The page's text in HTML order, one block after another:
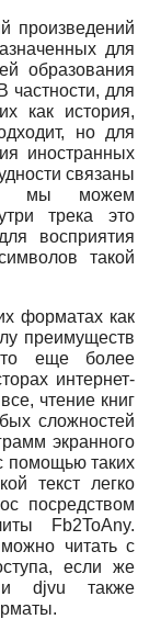
произведений
для
образования
частности, для
как история,
но для
иностранных
связаны
- мы можем
трека это
восприятия
такой
форматах как
преимуществ
еще более
интернет-
чтение книг
сложностей
экранного
помощью таких
текст легко
посредством
Fb2ToAny.
читать с
если же
djvu также